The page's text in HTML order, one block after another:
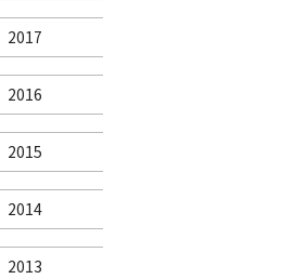
2017
2016
2015
2014
2013